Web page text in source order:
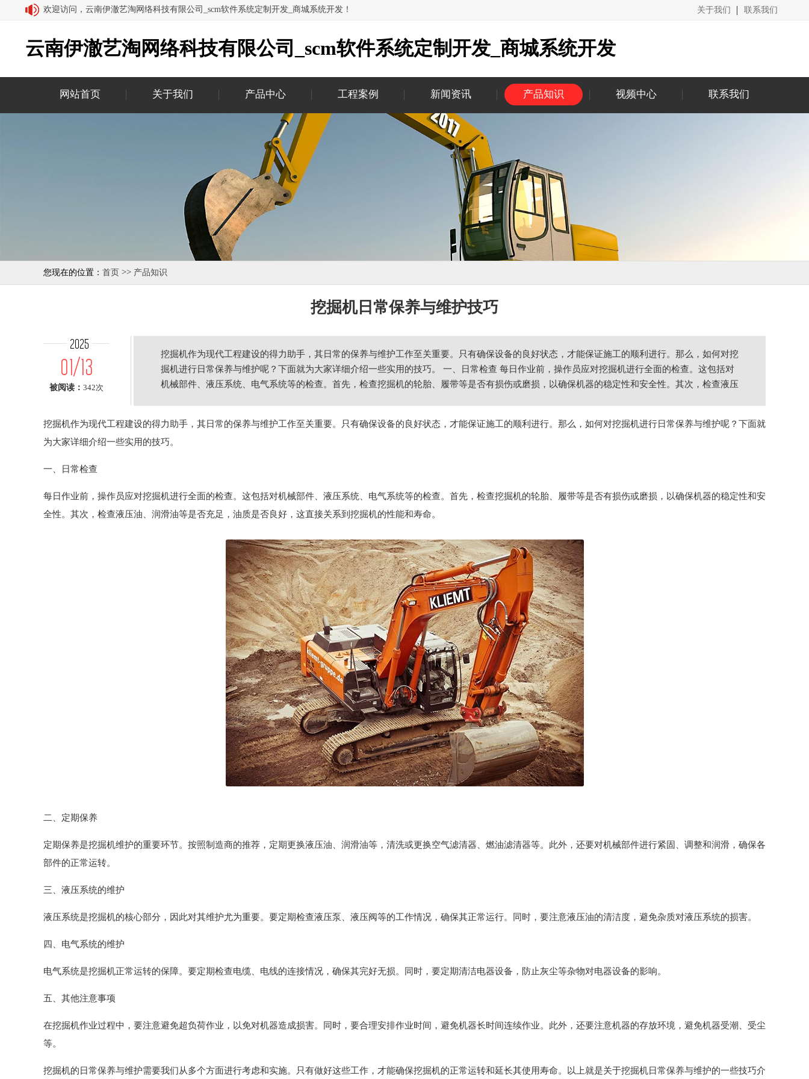
欢迎访问，云南伊澈艺淘网络科技有限公司_scm软件系统定制开发_商城系统开发！ 关于我们 联系我们
云南伊澈艺淘网络科技有限公司_scm软件系统定制开发_商城系统开发
网站首页 关于我们 产品中心 工程案例 新闻资讯 产品知识 视频中心 联系我们
您现在的位置： 首页 >> 产品知识
挖掘机日常保养与维护技巧
2025
01/13
被阅读： 342次
挖掘机作为现代工程建设的得力助手，其日常的保养与维护工作至关重要。只有确保设备的良好状态，才能保证施工的顺利进行。那么，如何对挖
掘机进行日常保养与维护呢？下面就为大家详细介绍一些实用的技巧。 一、日常检查 每日作业前，操作员应对挖掘机进行全面的检查。这包括对
机械部件、液压系统、电气系统等的检查。首先，检查挖掘机的轮胎、履带等是否有损伤或磨损，以确保机器的稳定性和安全性。其次，检查液压
挖掘机作为现代工程建设的得力助手，其日常的保养与维护工作至关重要。只有确保设备的良好状态，才能保证施工的顺利进行。那么，如何对挖掘机进行日常保养与维护呢？下面就
为大家详细介绍一些实用的技巧。
一、日常检查
每日作业前，操作员应对挖掘机进行全面的检查。这包括对机械部件、液压系统、电气系统等的检查。首先，检查挖掘机的轮胎、履带等是否有损伤或磨损，以确保机器的稳定性和安
全性。其次，检查液压油、润滑油等是否充足，油质是否良好，这直接关系到挖掘机的性能和寿命。
二、定期保养
定期保养是挖掘机维护的重要环节。按照制造商的推荐，定期更换液压油、润滑油等，清洗或更换空气滤清器、燃油滤清器等。此外，还要对机械部件进行紧固、调整和润滑，确保各
部件的正常运转。
三、液压系统的维护
液压系统是挖掘机的核心部分，因此对其维护尤为重要。要定期检查液压泵、液压阀等的工作情况，确保其正常运行。同时，要注意液压油的清洁度，避免杂质对液压系统的损害。
四、电气系统的维护
电气系统是挖掘机正常运转的保障。要定期检查电缆、电线的连接情况，确保其完好无损。同时，要定期清洁电器设备，防止灰尘等杂物对电器设备的影响。
五、其他注意事项
在挖掘机作业过程中，要注意避免超负荷作业，以免对机器造成损害。同时，要合理安排作业时间，避免机器长时间连续作业。此外，还要注意机器的存放环境，避免机器受潮、受尘
等。
挖掘机的日常保养与维护需要我们从多个方面进行考虑和实施。只有做好这些工作，才能确保挖掘机的正常运转和延长其使用寿命。以上就是关于挖掘机日常保养与维护的一些技巧介